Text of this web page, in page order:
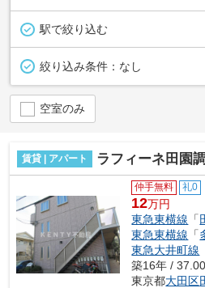
駅で絞り込む
絞り込み条件： なし
空室のみ
賃貸 | アパート ラフィーネ田園
仲手無料 礼0
12万円
東急東横線 「
東急東横線 「
東急大井町線
築16年 /
東京都大田区